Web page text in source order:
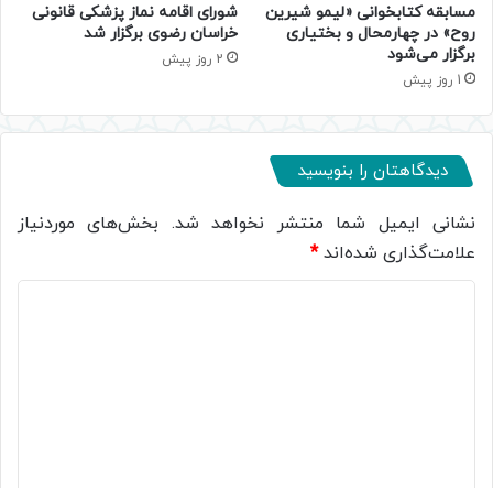
مسابقه کتابخوانی «لیمو شیرین
روح» در چهارمحال و بختیاری
برگزار می‌شود
1 روز پیش
شورای اقامه نماز پزشکی قانونی
خراسان رضوی برگزار شد
2 روز پیش
دیدگاهتان را بنویسید
نشانی ایمیل شما منتشر نخواهد شد. بخش‌های موردنیاز
علامت‌گذاری شده‌اند*